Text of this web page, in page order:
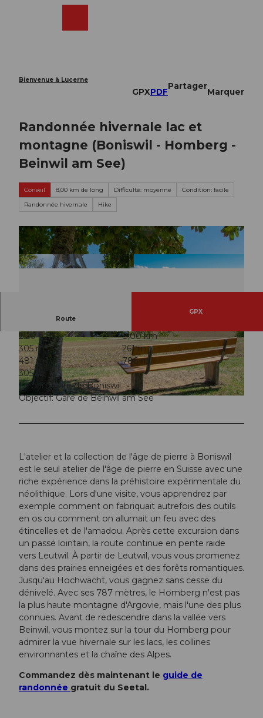
Bienvenue à Lucerne
GPXPDF
Partager
Marquer
Randonnée hivernale lac et
montagne (Boniswil - Homberg -
Beinwil am See)
Conseil 8,00 km de long Difficulté: moyenne
Condition: facile
Randonnée hivernale
Hike
© Seetal Tourismus, Seetal Tourismus
© Seetal Tourismus, Seetal Tourismus © Seetal Tourismus, Seetal Tourismus
Route
GPX
2:20 h
8,00 km
305 m
261 m
481 m
786 m
305 m
Départ: Gare de Boniswil
Objectif: Gare de Beinwil am See
L'atelier et la collection de l'âge de pierre à Boniswil
est le seul atelier de l'âge de pierre en Suisse avec une
riche expérience dans la préhistoire expérimentale du
néolithique. Lors d'une visite, vous apprendrez par
exemple comment on fabriquait autrefois des outils
en os ou comment on allumait un feu avec des
étincelles et de l'amadou. Après cette excursion dans
un passé lointain, la route continue en pente raide
vers Leutwil. À partir de Leutwil, vous vous promenez
dans des prairies enneigées et des forêts romantiques.
Jusqu'au Hochwacht, vous gagnez sans cesse du
dénivelé. Avec ses 787 mètres, le Homberg n'est pas
la plus haute montagne d'Argovie, mais l'une des plus
connues. Avant de redescendre dans la vallée vers
Beinwil, vous montez sur la tour du Homberg pour
admirer la vue hivernale sur les lacs, les collines
environnantes et la chaîne des Alpes.
Commandez dès maintenant le guide de
randonnée gratuit du Seetal.